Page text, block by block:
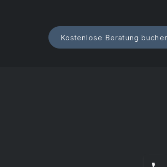
Kostenlose Beratung